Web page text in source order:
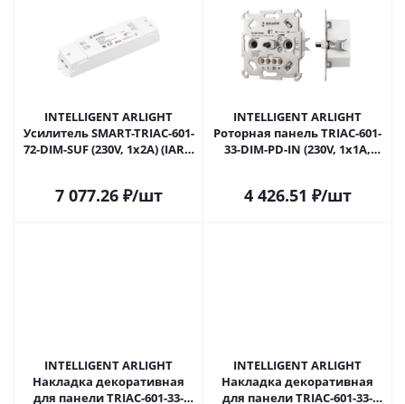
INTELLIGENT ARLIGHT
Усилитель SMART-TRIAC-601-
72-DIM-SUF (230V, 1x2A) (IARL,
7 077.26₽/шт
INTELLIGENT ARLIGHT
Роторная панель TRIAC-601-
33-DIM-PD-IN (230V, 1x1A,
Сочи
4 426.51 ₽/шт
INTELLIGENT ARLIGHT
Накладка декоративная
для панели TRIAC-601-33-
INTELLIGENT ARLIGHT
Накладка декоративная
для панели TRIAC-601-33-